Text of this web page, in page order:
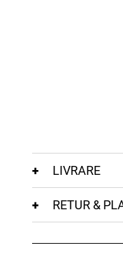
LIVRARE
RETUR &